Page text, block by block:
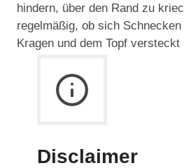
hindern, über den Rand zu
regelmäßig, ob sich
Kragen und dem Topf versteckt
Disclaimer